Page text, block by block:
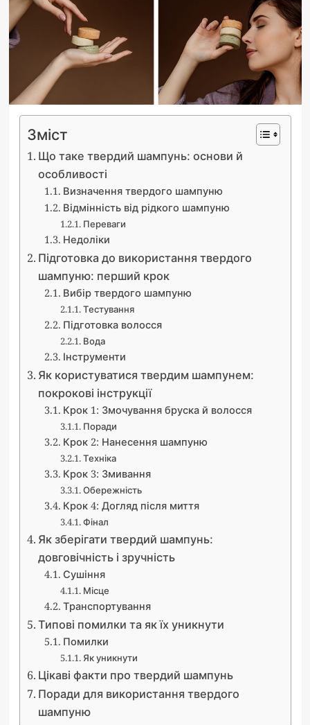
Зміст
Що таке твердий шампунь: основи й
особливості
Визначення твердого шампуню
Відмінність від рідкого шампуню
Переваги
Недоліки
Підготовка до використання твердого
шампуню: перший крок
Вибір твердого шампуню
Тестування
Підготовка волосся
Вода
Інструменти
Як користуватися твердим шампунем:
покрокові інструкції
Крок 1: Змочування бруска й волосся
Поради
Крок 2: Нанесення шампуню
Техніка
Крок 3: Змивання
Обережність
Крок 4: Догляд після миття
Фінал
Як зберігати твердий шампунь:
довговічність і зручність
Сушіння
Місце
Транспортування
Типові помилки та як їх уникнути
Помилки
Як уникнути
Цікаві факти про твердий шампунь
Поради для використання твердого
шампуню